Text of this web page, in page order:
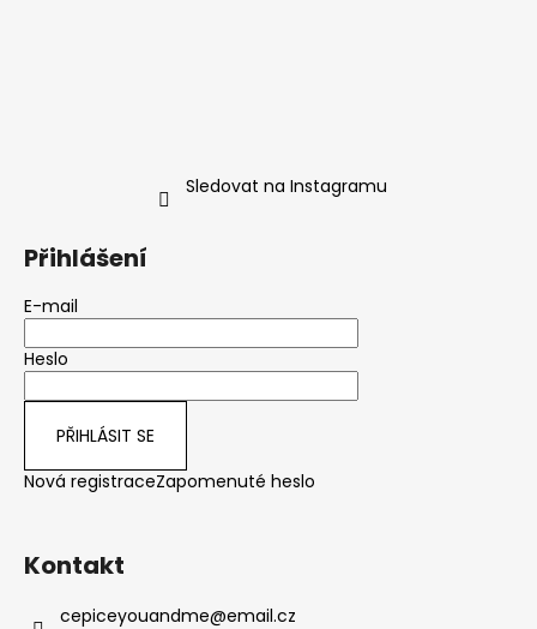
Sledovat na Instagramu
Přihlášení
E-mail
Heslo
PŘIHLÁSIT SE
Nová registraceZapomenuté heslo
Kontakt
cepiceyouandme@email.cz